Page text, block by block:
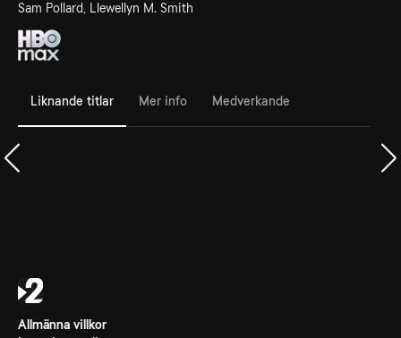
Sam Pollard, Llewellyn M. Smith
Liknande titlar Mer info Medverkande
Allmänna villkor